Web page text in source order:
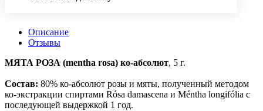
Описание
Отзывы
МЯТА РОЗА (mentha rosa) ко-абсолют, 5 г.
Состав: 80% ко-абсолют розы и мяты, полученный методом
ко-экстракции спиртами Rósa damascena и Méntha longifólia с
последующей выдержкой 1 год.